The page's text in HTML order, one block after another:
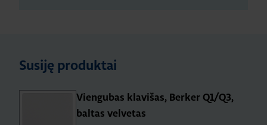
Susiję produktai
Viengubas klavišas, Berker Q1/Q3,
baltas velvetas